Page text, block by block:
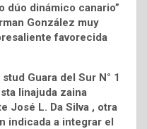
dúo dinámico canario”
González muy
favorecida
Guara del Sur N° 1
linajuda zaina
José L. Da Silva , otra
indicada a integrar el